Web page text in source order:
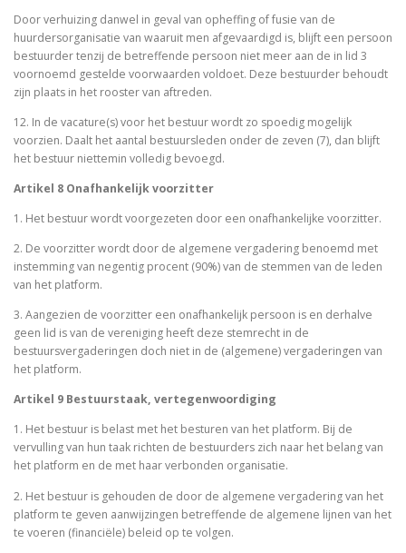
Door verhuizing danwel in geval van opheffing of fusie van de
huurdersorganisatie van waaruit men afgevaardigd is, blijft een persoon
bestuurder tenzij de betreffende persoon niet meer aan de in lid 3
voornoemd gestelde voorwaarden voldoet. Deze bestuurder behoudt
zijn plaats in het rooster van aftreden.
12. In de vacature(s) voor het bestuur wordt zo spoedig mogelijk
voorzien. Daalt het aantal bestuursleden onder de zeven (7), dan blijft
het bestuur niettemin volledig bevoegd.
Artikel 8 Onafhankelijk voorzitter
1. Het bestuur wordt voorgezeten door een onafhankelijke voorzitter.
2. De voorzitter wordt door de algemene vergadering benoemd met
instemming van negentig procent (90%) van de stemmen van de leden
van het platform.
3. Aangezien de voorzitter een onafhankelijk persoon is en derhalve
geen lid is van de vereniging heeft deze stemrecht in de
bestuursvergaderingen doch niet in de (algemene) vergaderingen van
het platform.
Artikel 9 Bestuurstaak, vertegenwoordiging
1. Het bestuur is belast met het besturen van het platform. Bij de
vervulling van hun taak richten de bestuurders zich naar het belang van
het platform en de met haar verbonden organisatie.
2. Het bestuur is gehouden de door de algemene vergadering van het
platform te geven aanwijzingen betreffende de algemene lijnen van het
te voeren (financiële) beleid op te volgen.